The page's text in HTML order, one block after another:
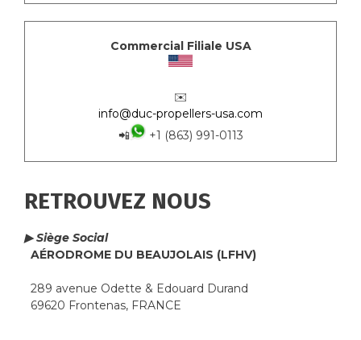
Commercial Filiale USA
✉️
info@duc-propellers-usa.com
📲
+1 (863) 991-0113
RETROUVEZ NOUS
▶ Siège Social
AÉRODROME DU BEAUJOLAIS (LFHV)
289 avenue Odette & Edouard Durand
69620 Frontenas, FRANCE